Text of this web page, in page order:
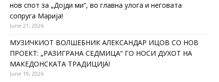
нов спот за „Дојди ми“, во главна улога и неговата
сопруга Марија!
June 21, 2026
МУЗИЧКИОТ ВОЛШЕБНИК АЛЕКСАНДАР ИЦОВ СО НОВ
ПРОЕКТ: „РАЗИГРАНА СЕДМИЦА“ ГО НОСИ ДУХОТ НА
МАКЕДОНСКАТА ТРАДИЦИЈА!
June 19, 2026